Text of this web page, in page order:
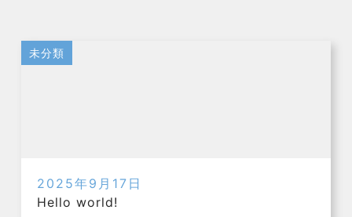
未分類
2025年9月17日
Hello world!